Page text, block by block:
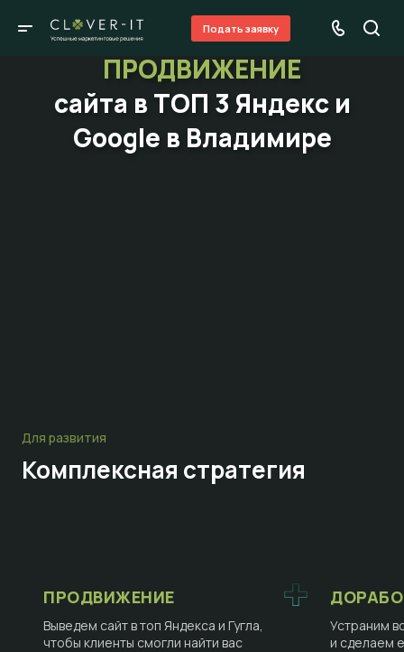
Подать заявку
ПРОДВИЖЕНИЕ
сайта в ТОП 3 Яндекс и
Google в Владимире
Для развития
Комплексная стратегия
ПРОДВИЖЕНИЕ
Выведем сайт в топ Яндекса и Гугла,
чтобы клиенты смогли найти вас
Устраним
и сделаем